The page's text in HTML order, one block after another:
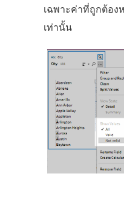
เฉพาะค่าที่ถูกต้อ
เท่านั้น